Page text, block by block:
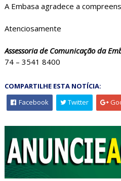
A Embasa agradece a
Atenciosamente
Assessoria de Comunicação da
74 – 3541 8400
COMPARTILHE ESTA NOTÍCIA:
Facebook
Twitter